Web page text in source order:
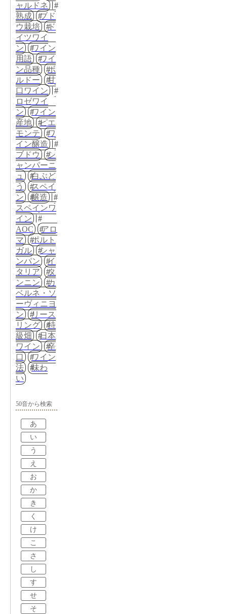
ャルドネ
熟成
ブド
ウ栽培
ド
イツワイ
ン
ワイン
用語
ワイ
ン品種
ボ
ルドー
甘
口ワイン
ロゼワイ
ン
ワイン
産地
ピエ
モンテ
ワ
イン醸造
ブドウ
シ
ャンパーニ
ュ
白ぶど
う
スペイ
ン
醸造
スペインワ
イン
AOC
アロ
マ
ポルト
ガル
シャ
ンパン
イ
タリア
タ
ンニン
カ
ベルネ・ソ
ーヴィニヨ
ン
リース
リング
特
級畑
日本
ワイン
辛
口
ワイン
法
味わ
い
50音から検索
あ
い
う
え
お
か
き
く
け
こ
さ
し
す
せ
そ